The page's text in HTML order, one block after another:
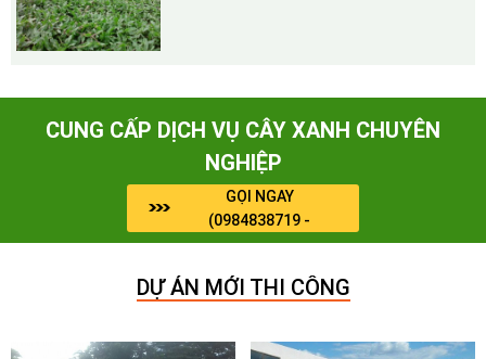
CUNG CẤP DỊCH VỤ CÂY XANH CHUYÊN
NGHIỆP
GỌI NGAY
(0984838719 -
0964909071)
DỰ ÁN MỚI THI CÔNG